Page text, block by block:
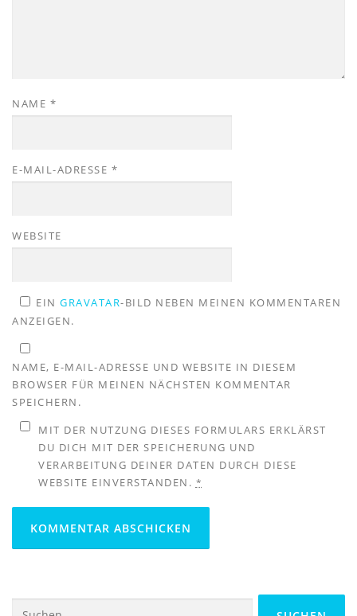
NAME *
E-MAIL-ADRESSE *
WEBSITE
EINGRAVATAR-BILD NEBEN MEINEN KOMMENTAREN
ANZEIGEN.
NAME, E-MAIL-ADRESSE UND WEBSITE IN DIESEM
BROWSER FÜR MEINEN NÄCHSTEN KOMMENTAR
SPEICHERN.
MIT DER NUTZUNG DIESES FORMULARS ERKLÄRST
DU DICH MIT DER SPEICHERUNG UND
VERARBEITUNG DEINER DATEN DURCH DIESE
WEBSITE EINVERSTANDEN. *
Suchen